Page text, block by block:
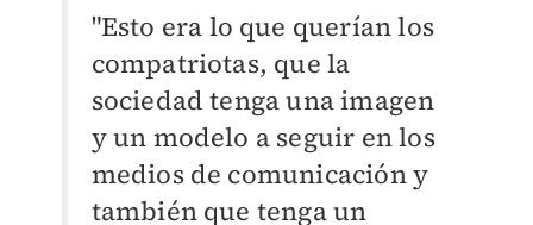
"Esto era lo que querían los
compatriotas, que la
sociedad tenga una imagen
y un modelo a seguir en los
medios de comunicación y
también que tenga un